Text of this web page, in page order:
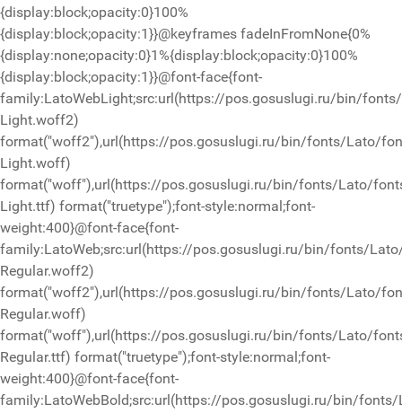
{display:block;opacity:0}100%
{display:block;opacity:1}}@keyframes fadeInFromNone{0%
{display:none;opacity:0}1%{display:block;opacity:0}100%
{display:block;opacity:1}}@font-face{font-
family:LatoWebLight;src:url(https://pos.gosuslugi.ru/bin/
Light.woff2)
format("woff2"),url(https://pos.gosuslugi.ru/bin/fonts/Lato/
Light.woff)
format("woff"),url(https://pos.gosuslugi.ru/bin/fonts/Lato/
Light.ttf) format("truetype");font-style:normal;font-
weight:400}@font-face{font-
family:LatoWeb;src:url(https://pos.gosuslugi.ru/bin/fonts/
Regular.woff2)
format("woff2"),url(https://pos.gosuslugi.ru/bin/fonts/Lato/
Regular.woff)
format("woff"),url(https://pos.gosuslugi.ru/bin/fonts/Lato/
Regular.ttf) format("truetype");font-style:normal;font-
weight:400}@font-face{font-
family:LatoWebBold;src:url(https://pos.gosuslugi.ru/bin/